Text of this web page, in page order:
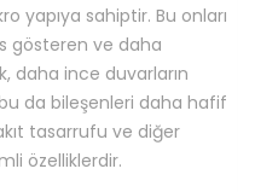
yapıya sahiptir. Bu onları
gösteren ve daha
daha ince duvarların
da bileşenleri daha hafif
tasarrufu ve diğer
özelliklerdir.